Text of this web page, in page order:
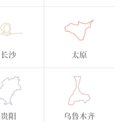
长沙 太原
贵阳 乌鲁木齐